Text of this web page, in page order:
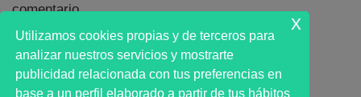
comentario.
Utilizamos cookies propias y de terceros para
analizar nuestros servicios y mostrarte
publicidad relacionada con tus preferencias en
base a un perfil elaborado a partir de tus hábitos
x